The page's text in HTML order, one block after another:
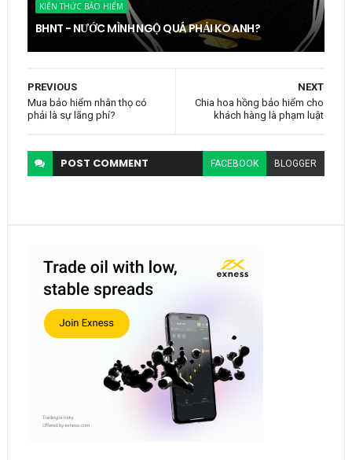
KIẾN THỨC BẢO HIỂM
BHNT - NƯỚC MÌNH NGỘ QUÁ PHẢI KO ANH?
NEXT
Chia hoa hồng bảo hiểm cho
khách hàng là phạm luật
PREVIOUS
Mua bảo hiểm nhân thọ có
phải là sự lãng phí?
POST COMMENT FACEBOOK BLOGGER